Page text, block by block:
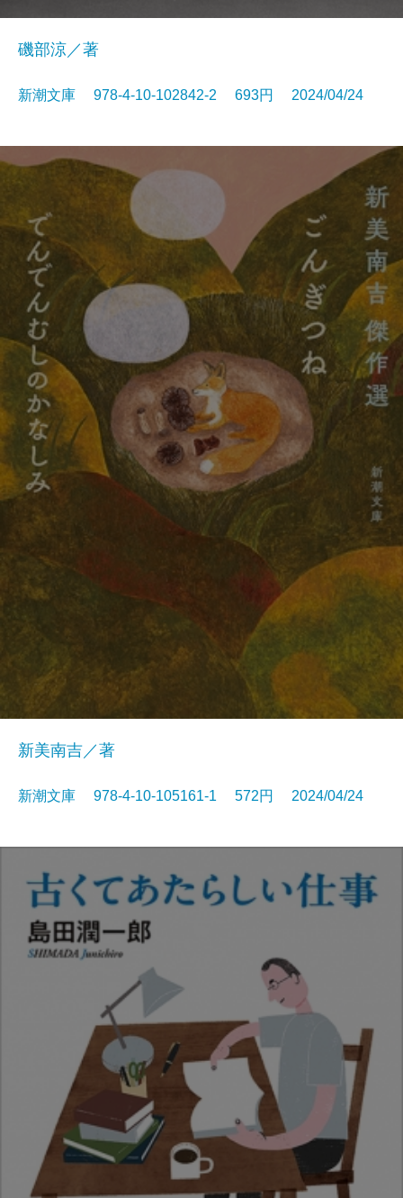
磯部涼／著
新潮文庫 978-4-10-102842-2 693円 2024/04/24
新美南吉／著
新潮文庫 978-4-10-105161-1 572円 2024/04/24